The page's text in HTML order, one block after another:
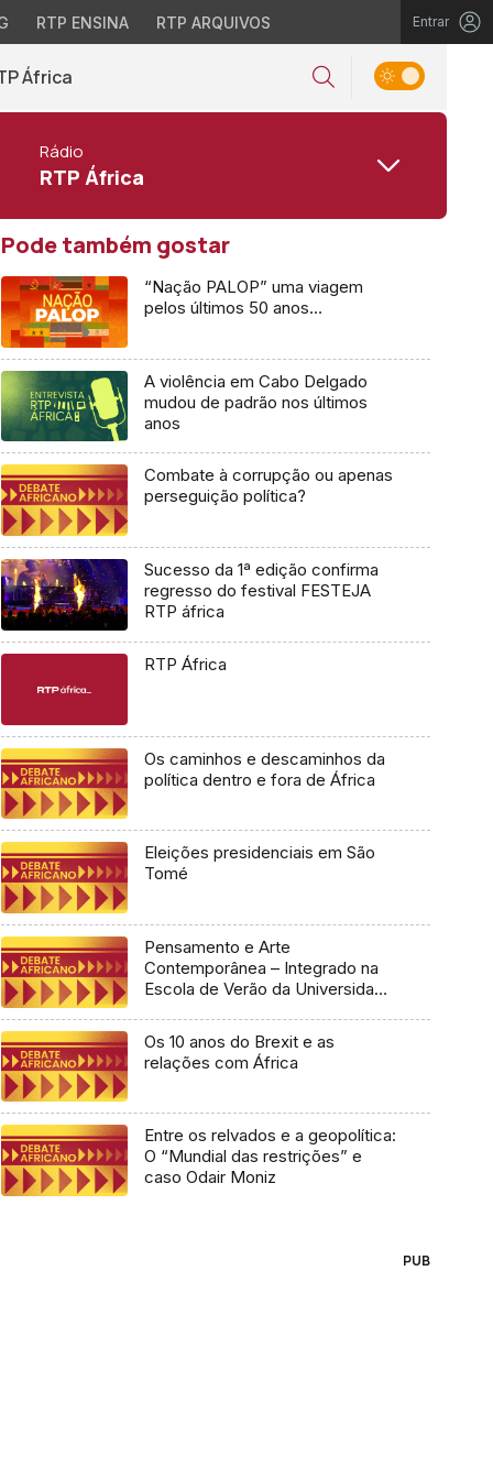
RTP ENSINA RTP ARQUIVOS Entrar
África
Rádio
RTP África
Pode também gostar
“Nação PALOP” uma viagem
pelos últimos 50 anos…
A violência em Cabo Delgado
mudou de padrão nos últimos
anos
Combate à corrupção ou apenas
perseguição política?
Sucesso da 1ª edição confirma
regresso do festival FESTEJA
RTP áfrica
RTP África
Os caminhos e descaminhos da
política dentro e fora de África
Eleições presidenciais em São
Tomé
Pensamento e Arte
Contemporânea – Integrado na
Escola de Verão da Universidade
Os 10 anos do Brexit e as
relações com África
Entre os relvados e a geopolítica:
O “Mundial das restrições” e
caso Odair Moniz
PUB